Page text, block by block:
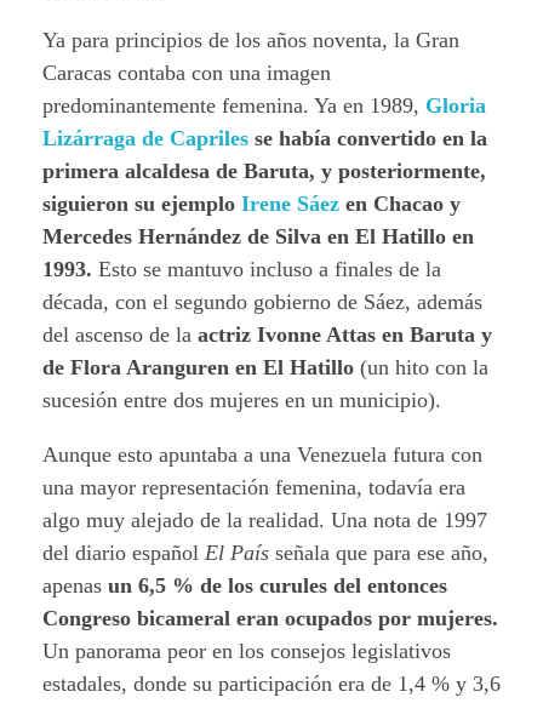
Ya para principios de los años noventa, la Gran
Caracas contaba con una imagen
predominantemente femenina. Ya en 1989, Gloria
Lizárraga de Capriles se había convertido en la
primera alcaldesa de Baruta, y posteriormente,
siguieron su ejemplo Irene Sáez en Chacao y
Mercedes Hernández de Silva en El Hatillo en
1993. Esto se mantuvo incluso a finales de la
década, con el segundo gobierno de Sáez, además
del ascenso de la actriz Ivonne Attas en Baruta y
de Flora Aranguren en El Hatillo (un hito con la
sucesión entre dos mujeres en un municipio).
Aunque esto apuntaba a una Venezuela futura con
una mayor representación femenina, todavía era
algo muy alejado de la realidad. Una nota de 1997
del diario español El País señala que para ese año,
apenas un 6,5 % de los curules del entonces
Congreso bicameral eran ocupados por mujeres.
Un panorama peor en los consejos legislativos
estadales, donde su participación era de 1,4 % y 3,6